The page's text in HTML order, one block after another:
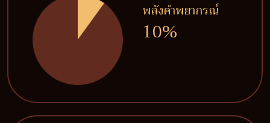
พลังคำพยากรณ์
10%